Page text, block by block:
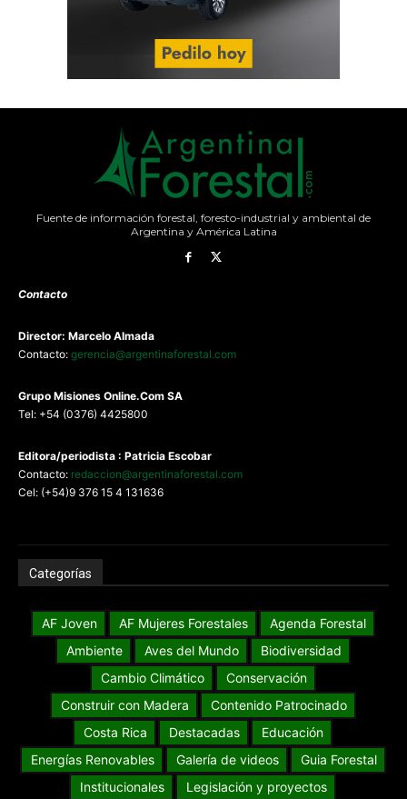
Fuente de información forestal, foresto-industrial y ambiental de
Argentina y América Latina
Contacto
Director: Marcelo Almada
Contacto: gerencia@argentinaforestal.com
Grupo Misiones Online.Com SA
Tel: +54 (0376) 4425800
Editora/periodista : Patricia Escobar
Contacto: redaccion@argentinaforestal.com
Cel: (+54)9 376 15 4 131636
Categorías
AF Joven AF Mujeres Forestales
Agenda Forestal
Ambiente
Aves del Mundo
Biodiversidad
Cambio Climático
Conservación
Construir con Madera
Contenido Patrocinado
Costa Rica
Destacadas
Educación
Energías Renovables
Galería de videos
Guia Forestal
Institucionales
Legislación y proyectos